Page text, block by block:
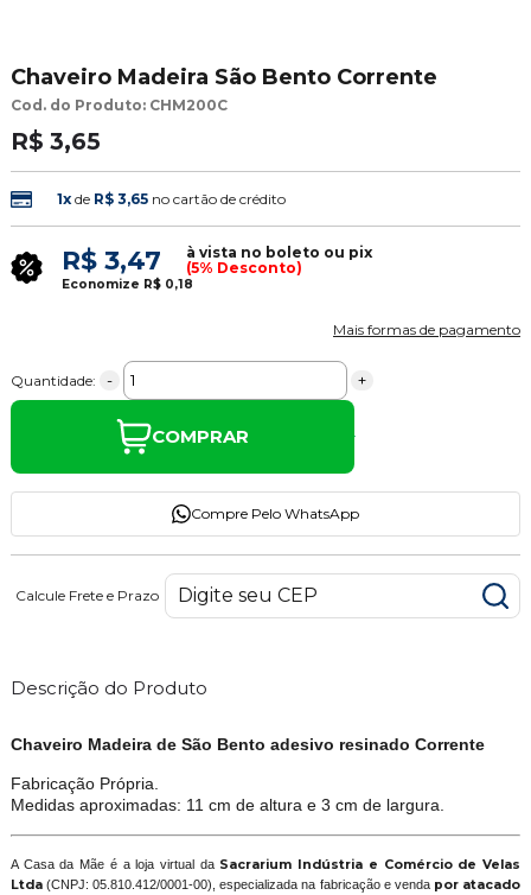
Chaveiro Madeira São Bento Corrente
Cod. do Produto: CHM200C
R$ 3,65
1xde R$ 3,65 no cartão de crédito
R$ 3,47
à vista no boleto ou pix
(5% Desconto)
Economize R$ 0,18
Mais formas de pagamento
Quantidade: - +
COMPRAR
Compre Pelo WhatsApp
Calcule Frete e Prazo
Descrição do Produto
Chaveiro Madeira de São Bento adesivo resinado Corrente
Fabricação Própria.
Medidas aproximadas: 11 cm de altura e 3 cm de largura.
A Casa da Mãe é a loja virtual daSacrarium Indústria e Comércio de Velas
Ltda(CNPJ: 05.810.412/0001-00), especializada na fabricação e venda por atacado